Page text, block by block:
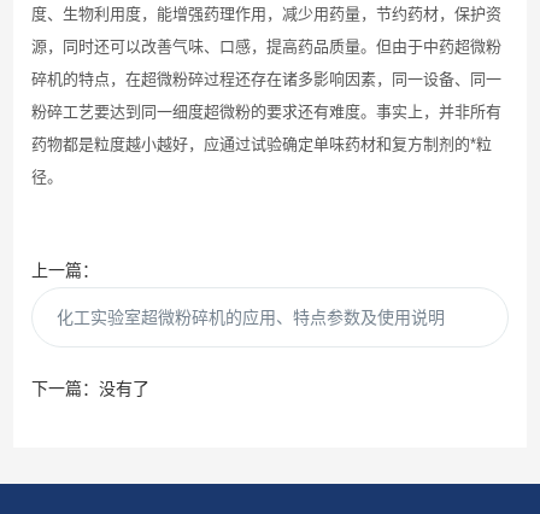
度、生物利用度，能增强药理作用，减少用药量，节约药材，保护资
源，同时还可以改善气味、口感，提高药品质量。但由于中药超微粉
碎机的特点，在超微粉碎过程还存在诸多影响因素，同一设备、同一
粉碎工艺要达到同一细度超微粉的要求还有难度。事实上，并非所有
药物都是粒度越小越好，应通过试验确定单味药材和复方制剂的*粒
径。
上一篇：
化工实验室超微粉碎机的应用、特点参数及使用说明
下一篇：没有了